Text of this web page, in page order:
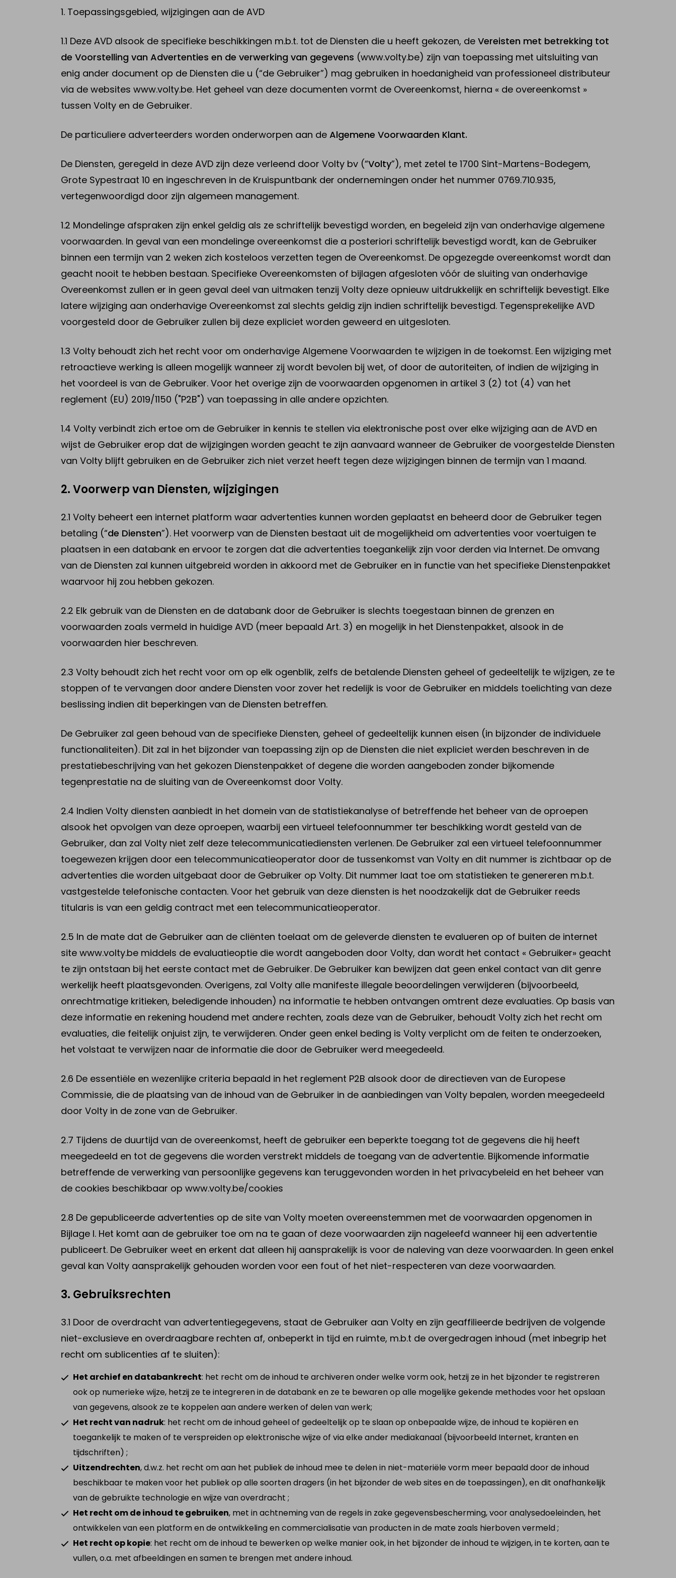
Elektrische steps
Drones &
Batterijen te koop
Mijn elektrische
step
Mijn Drone &
batterijen
Verkoop elektrisch voertuig
1. Toepassingsgebied, wijzigingen aan de AVD
1.1 Deze AVD alsook de specifieke beschikkingen m.b.t. tot de Diensten die u heeft gekozen, de Vereisten met betrekking tot
de Voorstelling van Advertenties en de verwerking van gegevens (www.volty.be) zijn van toepassing met uitsluiting van
enig ander document op de Diensten die u (“de Gebruiker”) mag gebruiken in hoedanigheid van professioneel distributeur
via de websites www.volty.be. Het geheel van deze documenten vormt de Overeenkomst, hierna « de overeenkomst »
tussen Volty en de Gebruiker.
De particuliere adverteerders worden onderworpen aan de Algemene Voorwaarden Klant.
De Diensten, geregeld in deze AVD zijn deze verleend door Volty bv (“Volty”), met zetel te 1700 Sint-Martens-Bodegem,
Grote Sypestraat 10 en ingeschreven in de Kruispuntbank der ondernemingen onder het nummer 0769.710.935,
vertegenwoordigd door zijn algemeen management.
1.2 Mondelinge afspraken zijn enkel geldig als ze schriftelijk bevestigd worden, en begeleid zijn van onderhavige algemene
voorwaarden. In geval van een mondelinge overeenkomst die a posteriori schriftelijk bevestigd wordt, kan de Gebruiker
binnen een termijn van 2 weken zich kosteloos verzetten tegen de Overeenkomst. De opgezegde overeenkomst wordt dan
geacht nooit te hebben bestaan. Specifieke Overeenkomsten of bijlagen afgesloten vóór de sluiting van onderhavige
Overeenkomst zullen er in geen geval deel van uitmaken tenzij Volty deze opnieuw uitdrukkelijk en schriftelijk bevestigt. Elke
latere wijziging aan onderhavige Overeenkomst zal slechts geldig zijn indien schriftelijk bevestigd. Tegensprekelijke AVD
voorgesteld door de Gebruiker zullen bij deze expliciet worden geweerd en uitgesloten.
1.3 Volty behoudt zich het recht voor om onderhavige Algemene Voorwaarden te wijzigen in de toekomst. Een wijziging met
retroactieve werking is alleen mogelijk wanneer zij wordt bevolen bij wet, of door de autoriteiten, of indien de wijziging in
het voordeel is van de Gebruiker. Voor het overige zijn de voorwaarden opgenomen in artikel 3 (2) tot (4) van het
reglement (EU) 2019/1150 ("P2B") van toepassing in alle andere opzichten.
1.4 Volty verbindt zich ertoe om de Gebruiker in kennis te stellen via elektronische post over elke wijziging aan de AVD en
wijst de Gebruiker erop dat de wijzigingen worden geacht te zijn aanvaard wanneer de Gebruiker de voorgestelde Diensten
van Volty blijft gebruiken en de Gebruiker zich niet verzet heeft tegen deze wijzigingen binnen de termijn van 1 maand.
2. Voorwerp van Diensten, wijzigingen
2.1 Volty beheert een internet platform waar advertenties kunnen worden geplaatst en beheerd door de Gebruiker tegen
betaling (“de Diensten”). Het voorwerp van de Diensten bestaat uit de mogelijkheid om advertenties voor voertuigen te
plaatsen in een databank en ervoor te zorgen dat die advertenties toegankelijk zijn voor derden via Internet. De omvang
van de Diensten zal kunnen uitgebreid worden in akkoord met de Gebruiker en in functie van het specifieke Dienstenpakket
waarvoor hij zou hebben gekozen.
2.2 Elk gebruik van de Diensten en de databank door de Gebruiker is slechts toegestaan binnen de grenzen en
voorwaarden zoals vermeld in huidige AVD (meer bepaald Art. 3) en mogelijk in het Dienstenpakket, alsook in de
voorwaarden hier beschreven.
2.3 Volty behoudt zich het recht voor om op elk ogenblik, zelfs de betalende Diensten geheel of gedeeltelijk te wijzigen, ze te
stoppen of te vervangen door andere Diensten voor zover het redelijk is voor de Gebruiker en middels toelichting van deze
beslissing indien dit beperkingen van de Diensten betreffen.
De Gebruiker zal geen behoud van de specifieke Diensten, geheel of gedeeltelijk kunnen eisen (in bijzonder de individuele
functionaliteiten). Dit zal in het bijzonder van toepassing zijn op de Diensten die niet expliciet werden beschreven in de
prestatiebeschrijving van het gekozen Dienstenpakket of degene die worden aangeboden zonder bijkomende
tegenprestatie na de sluiting van de Overeenkomst door Volty.
2.4 Indien Volty diensten aanbiedt in het domein van de statistiekanalyse of betreffende het beheer van de oproepen
alsook het opvolgen van deze oproepen, waarbij een virtueel telefoonnummer ter beschikking wordt gesteld van de
Gebruiker, dan zal Volty niet zelf deze telecommunicatiediensten verlenen. De Gebruiker zal een virtueel telefoonnummer
toegewezen krijgen door een telecommunicatieoperator door de tussenkomst van Volty en dit nummer is zichtbaar op de
advertenties die worden uitgebaat door de Gebruiker op Volty. Dit nummer laat toe om statistieken te genereren m.b.t.
vastgestelde telefonische contacten. Voor het gebruik van deze diensten is het noodzakelijk dat de Gebruiker reeds
titularis is van een geldig contract met een telecommunicatieoperator.
2.5 In de mate dat de Gebruiker aan de cliënten toelaat om de geleverde diensten te evalueren op of buiten de internet
site www.volty.be middels de evaluatieoptie die wordt aangeboden door Volty, dan wordt het contact « Gebruiker» geacht
te zijn ontstaan bij het eerste contact met de Gebruiker. De Gebruiker kan bewijzen dat geen enkel contact van dit genre
werkelijk heeft plaatsgevonden. Overigens, zal Volty alle manifeste illegale beoordelingen verwijderen (bijvoorbeeld,
onrechtmatige kritieken, beledigende inhouden) na informatie te hebben ontvangen omtrent deze evaluaties. Op basis van
deze informatie en rekening houdend met andere rechten, zoals deze van de Gebruiker, behoudt Volty zich het recht om
evaluaties, die feitelijk onjuist zijn, te verwijderen. Onder geen enkel beding is Volty verplicht om de feiten te onderzoeken,
het volstaat te verwijzen naar de informatie die door de Gebruiker werd meegedeeld.
2.6 De essentiële en wezenlijke criteria bepaald in het reglement P2B alsook door de directieven van de Europese
Commissie, die de plaatsing van de inhoud van de Gebruiker in de aanbiedingen van Volty bepalen, worden meegedeeld
door Volty in de zone van de Gebruiker.
2.7 Tijdens de duurtijd van de overeenkomst, heeft de gebruiker een beperkte toegang tot de gegevens die hij heeft
meegedeeld en tot de gegevens die worden verstrekt middels de toegang van de advertentie. Bijkomende informatie
betreffende de verwerking van persoonlijke gegevens kan teruggevonden worden in het privacybeleid en het beheer van
de cookies beschikbaar op www.volty.be/cookies
2.8 De gepubliceerde advertenties op de site van Volty moeten overeenstemmen met de voorwaarden opgenomen in
Bijlage I. Het komt aan de gebruiker toe om na te gaan of deze voorwaarden zijn nageleefd wanneer hij een advertentie
publiceert. De Gebruiker weet en erkent dat alleen hij aansprakelijk is voor de naleving van deze voorwaarden. In geen enkel
geval kan Volty aansprakelijk gehouden worden voor een fout of het niet-respecteren van deze voorwaarden.
3. Gebruiksrechten
3.1 Door de overdracht van advertentiegegevens, staat de Gebruiker aan Volty en zijn geaffilieerde bedrijven de volgende
niet-exclusieve en overdraagbare rechten af, onbeperkt in tijd en ruimte, m.b.t de overgedragen inhoud (met inbegrip het
recht om sublicenties af te sluiten):
Het archief en databankrecht: het recht om de inhoud te archiveren onder welke vorm ook, hetzij ze in het bijzonder te registreren
ook op numerieke wijze, hetzij ze te integreren in de databank en ze te bewaren op alle mogelijke gekende methodes voor het opslaan
van gegevens, alsook ze te koppelen aan andere werken of delen van werk;
Het recht van nadruk: het recht om de inhoud geheel of gedeeltelijk op te slaan op onbepaalde wijze, de inhoud te kopiëren en
toegankelijk te maken of te verspreiden op elektronische wijze of via elke ander mediakanaal (bijvoorbeeld Internet, kranten en
tijdschriften) ;
Uitzendrechten, d.w.z. het recht om aan het publiek de inhoud mee te delen in niet-materiële vorm meer bepaald door de inhoud
beschikbaar te maken voor het publiek op alle soorten dragers (in het bijzonder de web sites en de toepassingen), en dit onafhankelijk
van de gebruikte technologie en wijze van overdracht ;
Het recht om de inhoud te gebruiken, met in achtneming van de regels in zake gegevensbescherming, voor analysedoeleinden, het
ontwikkelen van een platform en de ontwikkeling en commercialisatie van producten in de mate zoals hierboven vermeld ;
Het recht op kopie: het recht om de inhoud te bewerken op welke manier ook, in het bijzonder de inhoud te wijzigen, in te korten, aan te
vullen, o.a. met afbeeldingen en samen te brengen met andere inhoud.